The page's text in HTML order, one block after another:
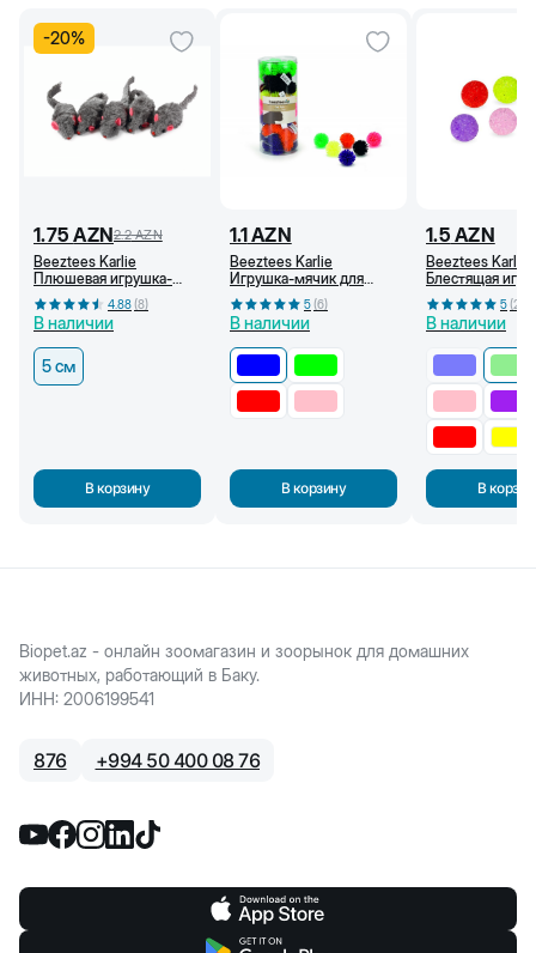
-20%
1.75 AZN2.2 AZN
Beeztees Karlie
Плюшевая игрушка-
мышь с погремушкой
для кошек, серая, 5 см
4.88(8)
В наличии
5 см
В корзину
1.1AZN
Beeztees Karlie
Игрушка-мячик для
кошек, с шипами, 3,5 см
(Синий)
5(6)
В наличии
В корзину
1.5 AZN
Beeztees Karlie
Блестящая
мячик для
см (Светло-
5(2
В наличии
В
Biopet.az - онлайн зоомагазин и зоорынок для домашних
животных, работающий в Баку.
ИНН: 2006199541
876 +994 50 400 08 76